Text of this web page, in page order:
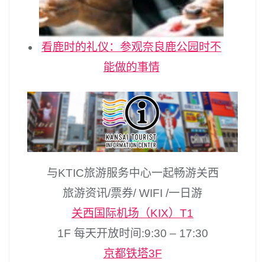
看鹿时的礼仪：参观奈良鹿公园时不
能做的事情
与KTIC旅游服务中心一起畅游关西
旅游资讯/票券/ WIFI /一日游
关西国际机场（KIX）T1
1F 每天开放时间:9:30 – 17:30
京都铁塔3F